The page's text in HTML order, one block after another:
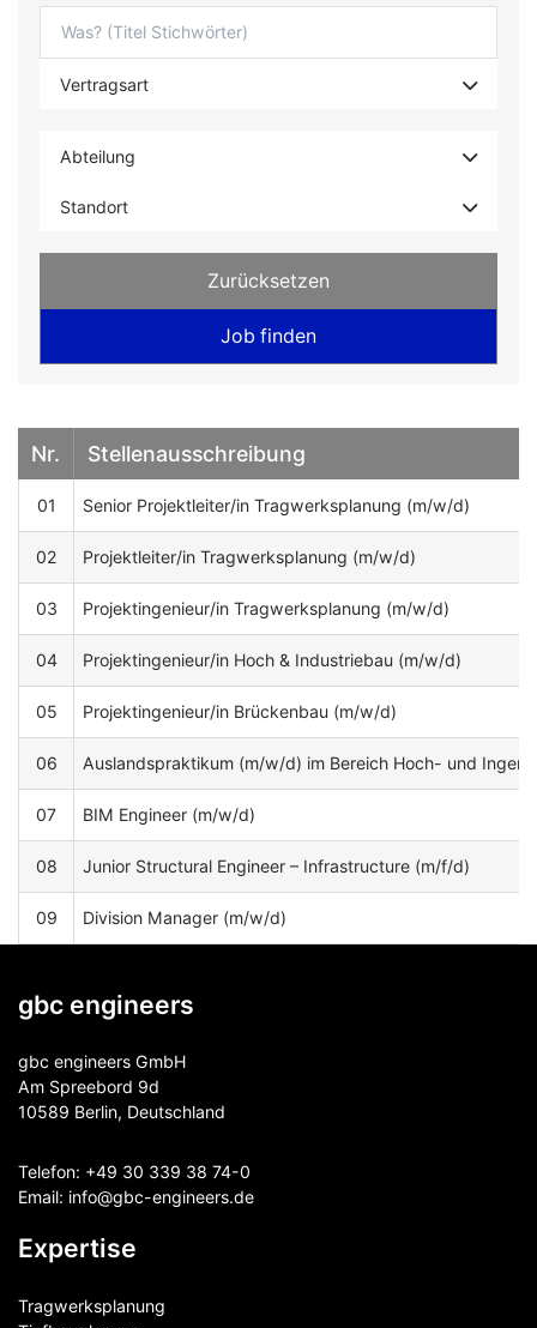
Zurücksetzen
Job finden
Nr. Stellenausschreibung
01 Senior Projektleiter/in Tragwerksplanung (m/w/d)
02 Projektleiter/in Tragwerksplanung (m/w/d)
03 Projektingenieur/in Tragwerksplanung (m/w/d)
04 Projektingenieur/in Hoch & Industriebau (m/w/d)
05 Projektingenieur/in Brückenbau (m/w/d)
06 Auslandspraktikum (m/w/d) im Bereich Hoch- und
07 BIM Engineer (m/w/d)
08 Junior Structural Engineer – Infrastructure (m/f/d)
09 Division Manager (m/w/d)
gbc engineers
gbc engineers GmbH
Am Spreebord 9d
10589 Berlin, Deutschland
Telefon: +49 30 339 38 74-0
Email: info@gbc-engineers.de
Expertise
Tragwerksplanung